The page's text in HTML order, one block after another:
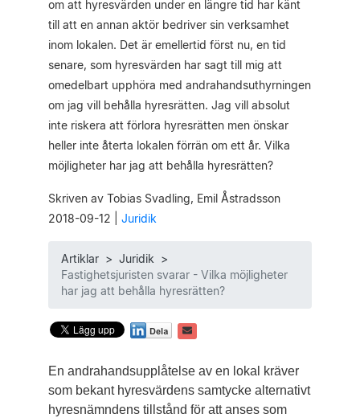
om att hyresvärden under en längre tid har känt
till att en annan aktör bedriver sin verksamhet
inom lokalen. Det är emellertid först nu, en tid
senare, som hyresvärden har sagt till mig att
omedel­bart upphöra med andrahandsuthyrningen
om jag vill behålla hyresrätten. Jag vill absolut
inte riskera att förlora hyresrätten men önskar
heller inte återta lokalen förrän om ett år. Vilka
möjligheter har jag att behålla hyresrätten?
Skriven av Tobias Svadling, Emil Åstradsson
2018-09-12
Juridik
Artiklar> Juridik >
Fastighetsjuristen svarar - Vilka möjligheter
har jag att behålla hyresrätten?
En andrahandsupplåtelse av en lokal kräver
som bekant hyresvärdens samtycke alternativt
hyresnämndens tillstånd för att anses som